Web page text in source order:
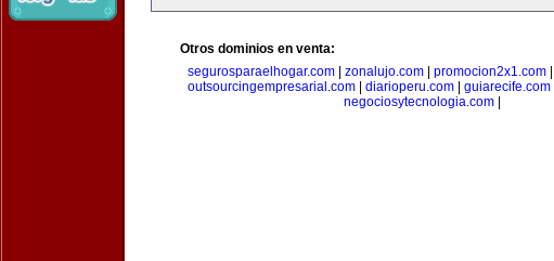
Otros dominios en venta:
segurosparaelhogar.com| zonalujo.com| promocion2x1.com|
outsourcingempresarial.com| diarioperu.com| guiarecife.com|
negociosytecnologia.com|